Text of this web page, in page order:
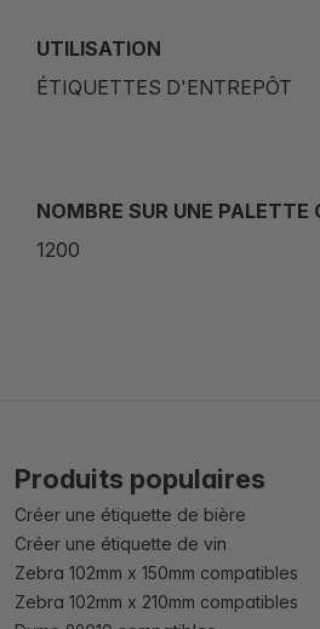
UTILISATION
ÉTIQUETTES D'ENTREPÔT
NOMBRE SUR UNE PALETTE
1200
Produits populaires
Créer une étiquette de bière
Créer une étiquette de vin
Zebra 102mm x 150mm compatibles
Zebra 102mm x 210mm compatibles